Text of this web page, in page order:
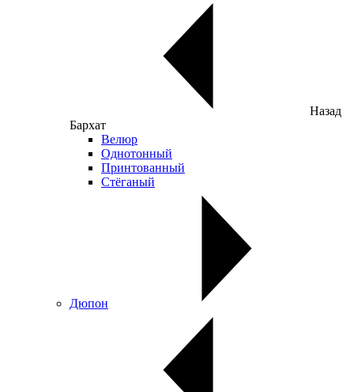
Назад
Бархат
Велюр
Однотонный
Принтованный
Стёганый
Дюпон